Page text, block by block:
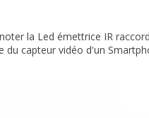
la Led émettrice IR
capteur vidéo d'un